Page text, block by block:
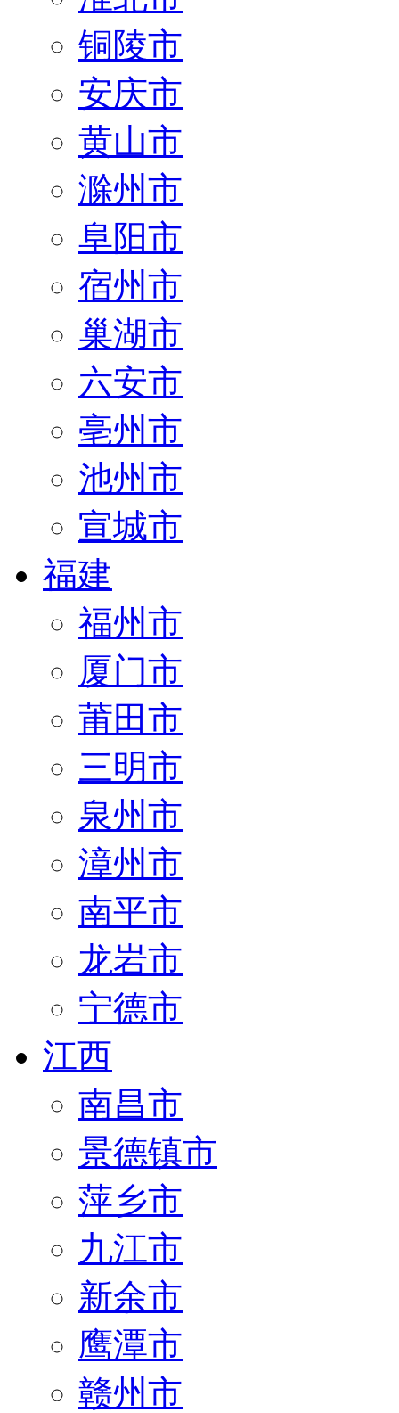
铜陵市
安庆市
黄山市
滁州市
阜阳市
宿州市
巢湖市
六安市
亳州市
池州市
宣城市
福建
福州市
厦门市
莆田市
三明市
泉州市
漳州市
南平市
龙岩市
宁德市
江西
南昌市
景德镇市
萍乡市
九江市
新余市
鹰潭市
赣州市